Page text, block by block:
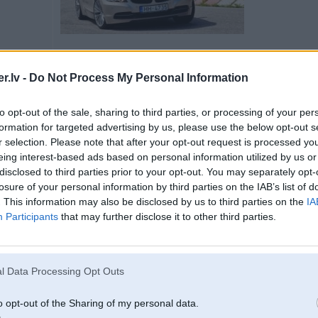
- Do Not Process My Personal Information
opt-out of the sale, sharing to third parties, or processing of your
for targeted advertising by us, please use the below opt-out
selection. Please note that after your opt-out request is processed
interest-based ads based on personal information utilized by us
to third parties prior to your opt-out. You may separately
of your personal information by third parties on the IAB’s list of
This information may also be disclosed by us to third parties on the
Participants that may further disclose it to other third parties.
Data Processing Opt Outs
opt-out of the Sharing of my personal data.
02. Apr 2008, 14:30
Eu a vai tad drag race nav izmiris kopā ar reivu
-----------------
www.carcare.lv Detailing Store
www.pinole.lv
02. Apr 2008, 14:31